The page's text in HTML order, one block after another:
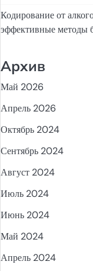
Кодирование от
эффективные методы
Архив
Май 2026
Апрель 2026
Октябрь 2024
Сентябрь 2024
Август 2024
Июль 2024
Июнь 2024
Май 2024
Апрель 2024